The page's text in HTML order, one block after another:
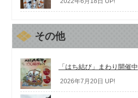
その他
「はち結び」まわり開催中
2026年7月20日 UP!